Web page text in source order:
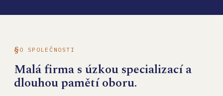
O SPOLEČNOSTI
Malá firma s úzkou specializací a
dlouhou pamětí oboru.